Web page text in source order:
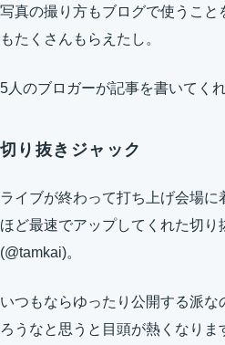
写真の撮り方もブログで使うこ
もたくさんもらえたし。
5人のブロガーが記事を書いてく
切り抜きジャック
ライブが終わって打ち上げ会場に
ほど最速でアップしてくれた切り
(@tamkai)。
いつもならゆったり公開する派
ろうなと思うと目頭が熱くなりま